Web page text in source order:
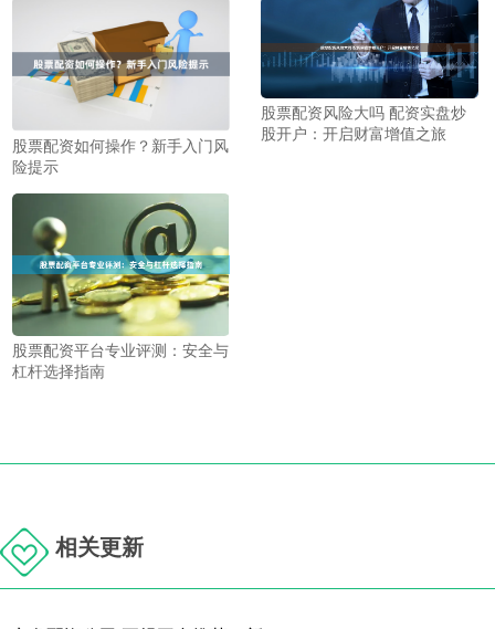
股票配资如何操作？新手入门风
险提示
股票配资风险大吗 配资实盘炒
股开户：开启财富增值之旅
股票配资平台专业评测：安全与
杠杆选择指南
相关更新